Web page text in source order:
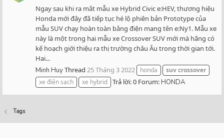
Ngay sau khi ra mắt mẫu xe Hybrid Civic e:HEV, thương hiệu
Honda mới đây đã tiếp tục hé lộ phiên bản Prototype của
mẫu SUV chạy hoàn toàn bằng điện mang tên e:Ny1. Mẫu xe
này là một trong hai mẫu xe Crossover SUV mới mà hãng có
kế hoạch giới thiệu ra thị trường châu Âu trong thời gian tới.
Hai...
Minh HuyThread 25 Tháng 3 2022 honda suvcrossover
xe điện sạch
xe hybrid Trả lời: 0 Forum:HONDA
Tags